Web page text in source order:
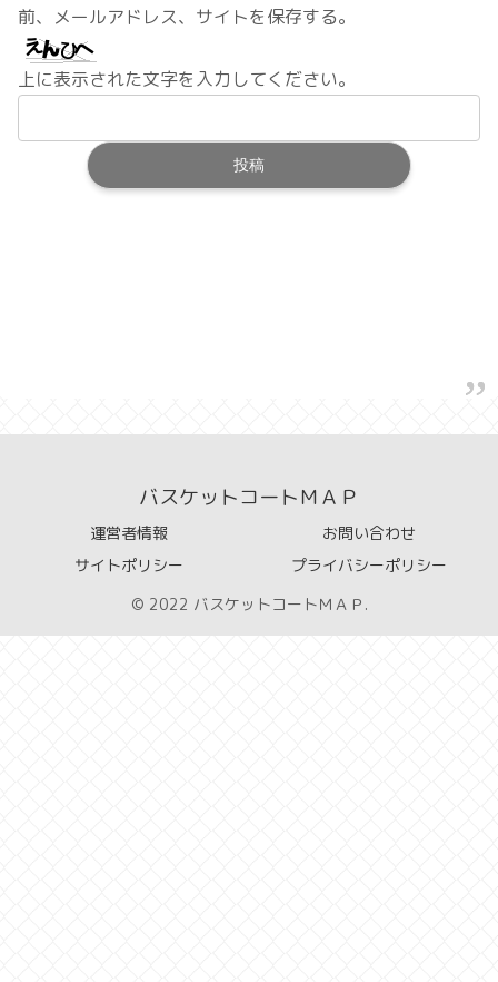
前、メールアドレス、サイトを保存する。
上に表示された文字を入力してください。
バスケットコートＭＡＰ
運営者情報
お問い合わせ
サイトポリシー
プライバシーポリシー
© 2022 バスケットコートＭＡＰ.